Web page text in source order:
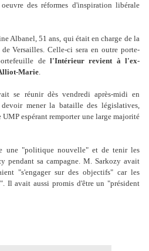
des réformes d'inspiration libérale
Albanel, 51 ans, qui était en charge de la
Versailles. Celle-ci sera en outre porte-
de l'Intérieur revient à l'ex-
Marie.
se réunir dès vendredi après-midi en
mener la bataille des législatives,
espérant remporter une large majorité
une "politique nouvelle" et de tenir les
pendant sa campagne. M. Sarkozy avait
"s'engager sur des objectifs" car les
Il avait aussi promis d'être un "président